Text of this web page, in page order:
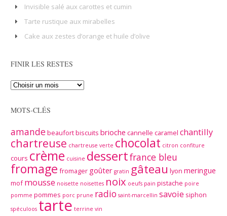
Invisible salé aux carottes et cumin
Tarte rustique aux mirabelles
Cake aux zestes d’orange et huile d’olive
FINIR LES RESTES
MOTS-CLÉS
amandebeaufortbiscuits brioche cannelle caramel chantilly
chartreuse chartreuse verte chocolat citron confiture
cours crème cuisine dessertfrance bleu
fromage fromager goûter gratin gâteau lyon meringue
mof mousse noisette noisettes noix oeufs pain pistache poire
pomme pommes porc prune radio saint-marcellin savoie siphon
spéculoos tarte terrine vin